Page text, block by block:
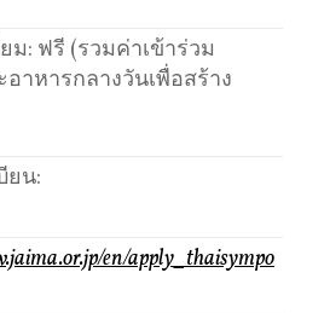
ม: ฟรี (รวมค่าเข้าร่วม
าหารกลางวันเพื่อสร้าง
ยน:
en/apply_thaisympo